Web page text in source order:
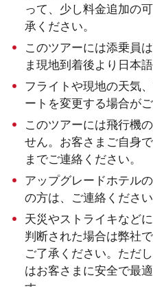
って、少し料金追加の
承ください。
このツアーには添乗員
ま現地到着後より日本
フライトや現地の天気
ートを変更する場合がご
このツアーには飛行機
せん。お客さまご自身
までご連絡ください。
アップグレードホテル
の方は、ご連絡ください
天災やストライキなど
判断された場合は弊社
ご了承ください。ただ
はお客さまに安全で最